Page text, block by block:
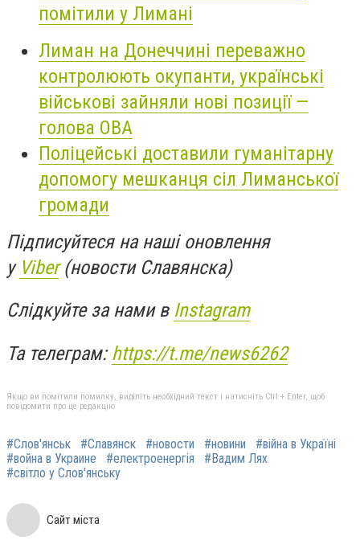
помітили у Лимані
Лиман на Донеччині переважно
контролюють окупанти, українські
військові зайняли нові позиції —
голова ОВА
Поліцейські доставили гуманітарну
допомогу мешканця сіл Лиманської
громади
Підписуйтеся на наші оновлення
у Viber(новости Славянска)
Слідкуйте за нами в Instagram
Та телеграм:https://t.me/news6262
Якщо ви помітили помилку, виділіть необхідний текст і натисніть Ctrl + Enter, щоб
повідомити про це редакцію
#Слов'янськ #Славянск #новости #новини
#війна в Україні
#война в Украине
#електроенергія
#Вадим Лях
#світло у Слов'янську
Сайт міста